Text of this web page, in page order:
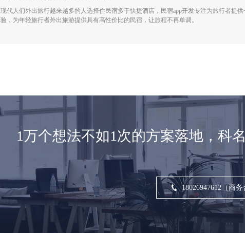
现代人们外出旅行越来越多的人选择住民宿多于快捷酒店，民宿app开发专注为旅行者提
验，为年轻旅行者外出旅游提供具有高性价比的民宿，让旅程不再单调。
1万个想法不如1次的方案落地，科
18026947612（商务